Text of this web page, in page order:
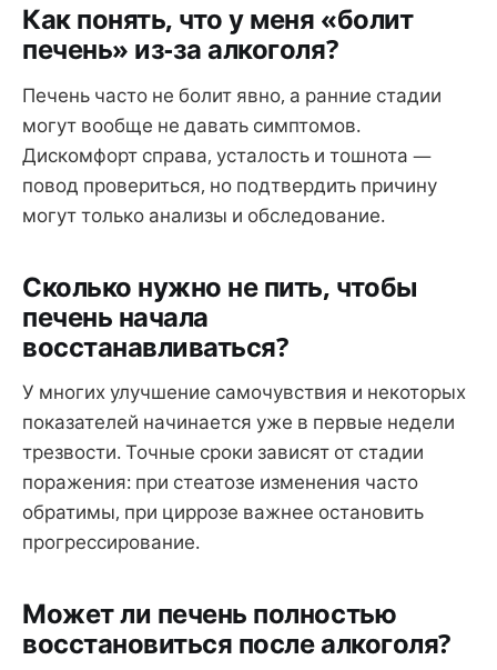
Как понять, что у меня «болит
печень» из-за алкоголя?
Печень часто не болит явно, а ранние стадии
могут вообще не давать симптомов.
Дискомфорт справа, усталость и тошнота —
повод провериться, но подтвердить причину
могут только анализы и обследование.
Сколько нужно не пить, чтобы
печень начала
восстанавливаться?
У многих улучшение самочувствия и некоторых
показателей начинается уже в первые недели
трезвости. Точные сроки зависят от стадии
поражения: при стеатозе изменения часто
обратимы, при циррозе важнее остановить
прогрессирование.
Может ли печень полностью
восстановиться после алкоголя?